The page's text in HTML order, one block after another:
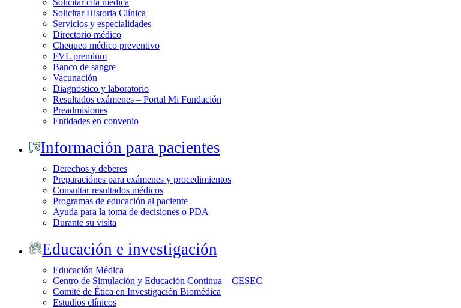
Solicitar Historia Clínica
Servicios y especialidades
Directorio médico
Chequeo médico preventivo
FVL premium
Banco de sangre
Vacunación
Diagnóstico y laboratorio
Resultados exámenes – Portal Mi Fundación
Preadmisiones
Entidades en convenio
Información para pacientes
Derechos y deberes
Preparaciónes para exámenes y procedimientos
Consultar resultados médicos
Programas de educación al paciente
Ayuda para la toma de decisiones o PDA
Durante su visita
Educación e investigación
Educación Médica
Centro de Simulación y Educación Continua – CESEC
Comité de Ética en Investigación Biomédica
Estudios clínicos